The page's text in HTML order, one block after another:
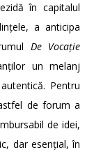
în capitalul
a anticipa
De Vocație
un melanj
Pentru
de forum a
de idei,
dar esențial, în